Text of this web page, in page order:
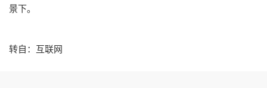
景下。
转自：互联网